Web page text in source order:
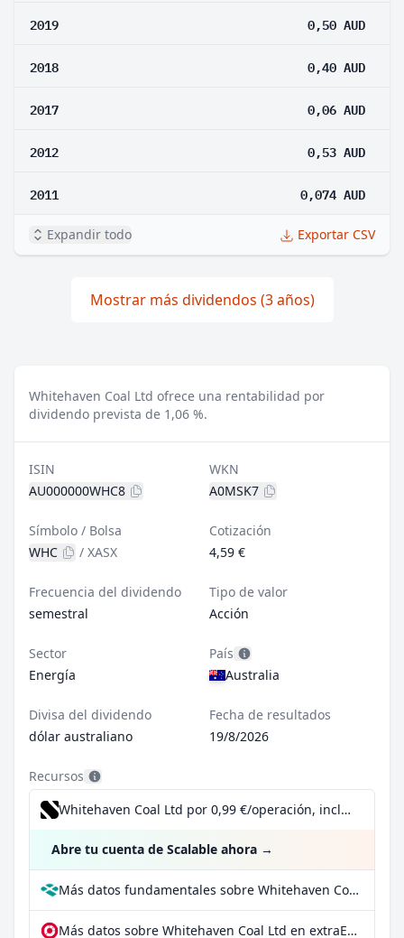
2019 0,50 AUD
2018 0,40 AUD
2017 0,06 AUD
2012 0,53 AUD
2011 0,074 AUD
Expandir todo Exportar CSV
Mostrar más dividendos (3 años)
Whitehaven Coal Ltd ofrece una rentabilidad por
dividendo prevista de 1,06 %.
ISIN
AU000000WHC8
WKN
A0MSK7
Símbolo / Bolsa
WHC
/ XASX
Cotización
4,59 €
Frecuencia del dividendo
semestral
Tipo de valor
Acción
Sector
Energía
País
Australia
Divisa del dividendo
dólar australiano
Fecha de resultados
19/8/2026
Recursos
Whitehaven Coal Ltd por 0,99 €/operación, incluido el Dividend Reinvestment Plan
Abre tu cuenta de Scalable ahora →
Más datos fundamentales sobre Whitehaven Coal Ltd en Parqet
Más datos sobre Whitehaven Coal Ltd en extraETF